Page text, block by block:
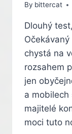
By bittercat
Dlouhý
chystá na
rozsahem
jen
a mobilech
majitelé
moci tuto